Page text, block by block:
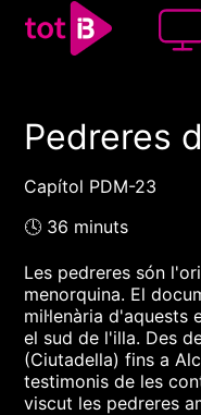
00:00 00:00
1x
Pedreres
Capítol PDM-23
🕓 36 minuts
Les pedreres són
menorquina. El
mil·lenària d'aquests
el sud de l'illa. Des
(Ciutadella) fins a
testimonis de les
viscut les pedreres